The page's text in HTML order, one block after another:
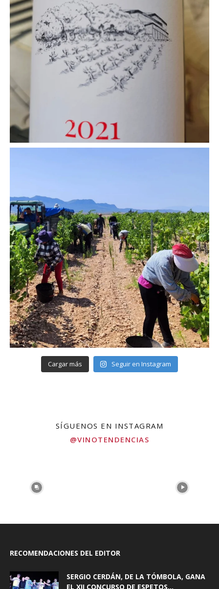
Cargar más Seguir en Instagram
SÍGUENOS EN INSTAGRAM
@VINOTENDENCIAS
RECOMENDACIONES DEL EDITOR
SERGIO CERDÁN, DE LA TÓMBOLA, GANA
EL XII CONCURSO DE ESPETOS...